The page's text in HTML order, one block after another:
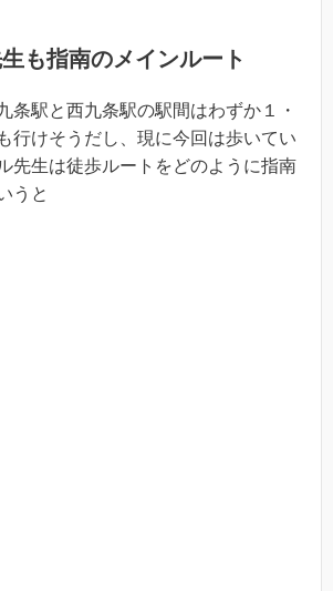
も指南のメインルート
条駅と西九条駅の駅間はわずか１・
行けそうだし、現に今回は歩いてい
先生は徒歩ルートをどのように指南
うと